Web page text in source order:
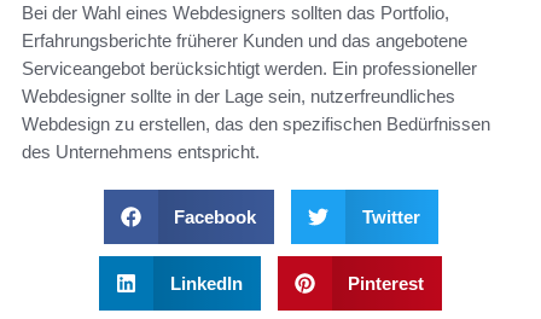
Bei der Wahl eines Webdesigners sollten das Portfolio,
Erfahrungsberichte früherer Kunden und das angebotene
Serviceangebot berücksichtigt werden. Ein professioneller
Webdesigner sollte in der Lage sein, nutzerfreundliches
Webdesign zu erstellen, das den spezifischen Bedürfnissen
des Unternehmens entspricht.
Facebook Twitter
LinkedIn Pinterest